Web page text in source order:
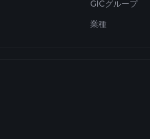
GICグループ
業種